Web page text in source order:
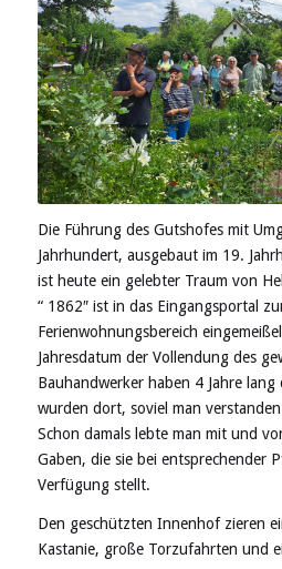
Die Führung des Gutshofes mit
Jahrhundert, ausgebaut im 19.
ist heute ein gelebter Traum von
“ 1862″ ist in das Eingangsportal
Ferienwohnungsbereich
Jahresdatum der Vollendung des
Bauhandwerker haben 4 Jahre
wurden dort, soviel man
Schon damals lebte man mit und
Gaben, die sie bei entsprechender
Verfügung stellt.
Den geschützten Innenhof zieren
Kastanie, große Torzufahrten und